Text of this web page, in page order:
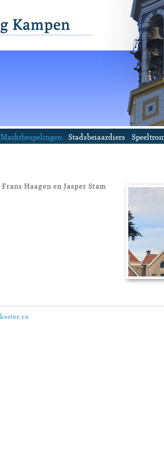
Marktbespelingen Stadsbeiaardiers
Haagen en Jasper Stam
koster.cx